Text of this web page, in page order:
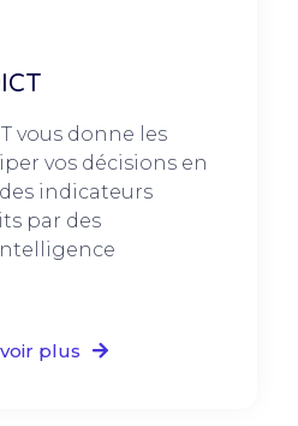
vous donne les
vos décisions en
indicateurs
par des
plus